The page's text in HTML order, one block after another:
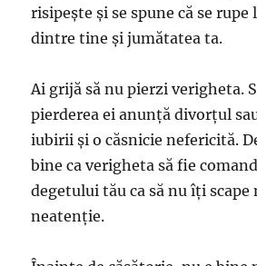
risipește și se spune că se
dintre tine și jumătatea ta.
Ai grijă să nu pierzi verigheta.
pierderea ei anunță divorțul
iubirii și o căsnicie nefericită.
bine ca verigheta să fie
degetului tău ca să nu îți
neatenție.